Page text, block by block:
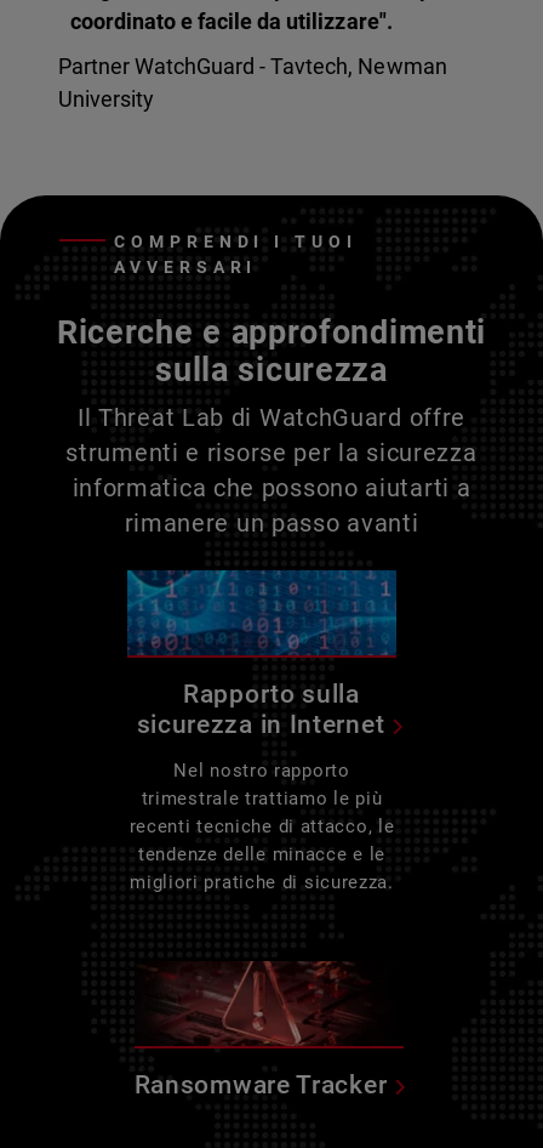
coordinato e facile da utilizzare".
Partner WatchGuard - Tavtech, Newman
University
COMPRENDI I TUOI
AVVERSARI
Ricerche e approfondimenti
sulla sicurezza
Il Threat Lab di WatchGuard offre
strumenti e risorse per la sicurezza
informatica che possono aiutarti a
rimanere un passo avanti
Rapporto sulla
sicurezza in Internet
Nel nostro rapporto
trimestrale trattiamo le più
recenti tecniche di attacco, le
tendenze delle minacce e le
migliori pratiche di sicurezza.
Ransomware Tracker